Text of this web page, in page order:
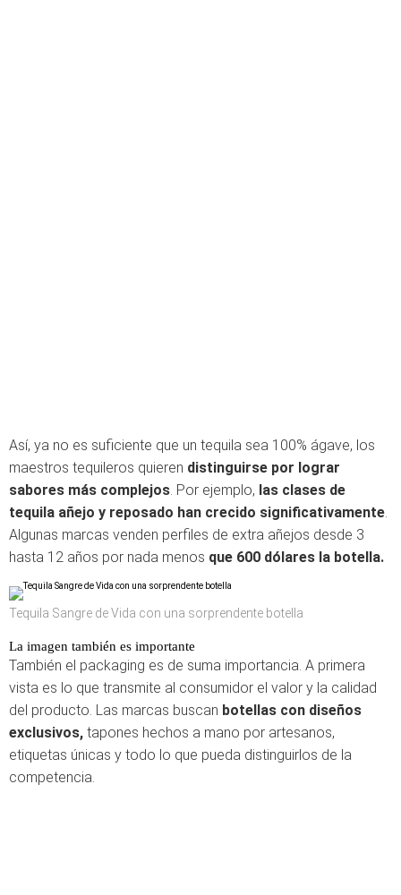
Así, ya no es suficiente que un tequila sea 100% ágave, los
maestros tequileros quieren distinguirse por lograr
sabores más complejos. Por ejemplo, las clases de
tequila añejo y reposado han crecido significativamente.
Algunas marcas venden perfiles de extra añejos desde 3
hasta 12 años por nada menos que 600 dólares la botella.
Tequila Sangre de Vida con una sorprendente botella
La imagen también es importante
También el packaging es de suma importancia. A primera
vista es lo que transmite al consumidor el valor y la calidad
del producto. Las marcas buscan botellas con diseños
exclusivos, tapones hechos a mano por artesanos,
etiquetas únicas y todo lo que pueda distinguirlos de la
competencia.